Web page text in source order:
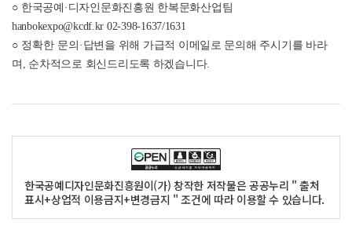
○ 한국공예 · 디자인문화진흥원 한복문화산업팀
hanbokexpo@kcdf.kr 02-398-1637/1631
○ 정확한 문의 ·답변을 위해 가급적 이메일로 문의해 주시기를 바라
며, 순차적으로 회신드리도록 하겠습니다.
한국공예디자인문화진흥원이(가) 창작한 저작물은 공공누리 " 출처
표시+상업적 이용금지+변경금지 " 조건에 따라 이용할 수 있습니다.